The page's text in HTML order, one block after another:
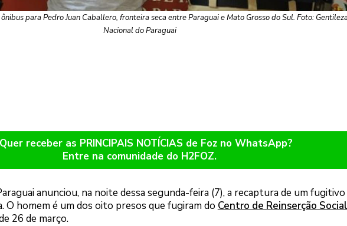
para Pedro Juan Caballero, fronteira seca entre Paraguai e Mato Grosso do Sul. Foto:
Nacional do Paraguai
receber as PRINCIPAIS NOTÍCIAS de Foz no WhatsApp?
Entre na comunidade do H2FOZ.
anunciou, na noite dessa segunda-feira (7), a recaptura de um fugitivo
O homem é um dos oito presos que fugiram do Centro de Reinserção
26 de março.